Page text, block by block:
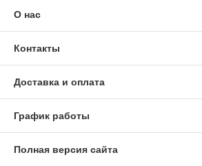
О нас
Контакты
Доставка и оплата
График работы
Полная версия сайта